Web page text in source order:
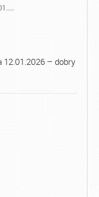
12.01.2026 – dobry